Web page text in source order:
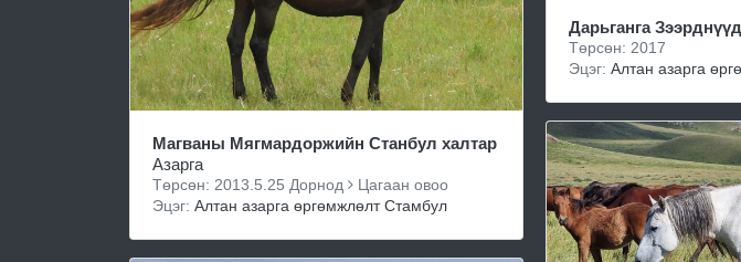
Магваны Мягмардоржийн Станбул халтар
Азарга
Төрсөн: 2013.5.25 Дорнод
Цагаан овоо
Эцэг: Алтан азарга өргөмжлөлт Стамбул
Дарьганга
Төрсөн: 2017
Эцэг: Алтан азарга